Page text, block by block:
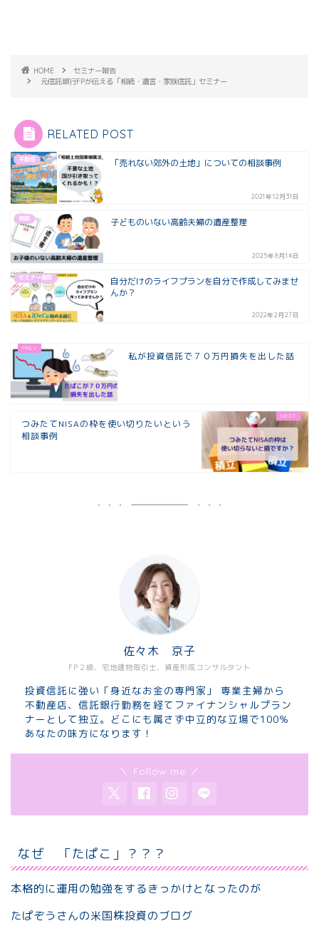
HOME
セミナー報告
元信託銀行FPが伝える「相続・遺言・家族信託」セミナー
RELATED POST
不動産 「売れない郊外の土地」についての相談事例
2021年12月31日
相続 子どものいない高齢夫婦の遺産整理
2025年8月14日
セミナー報告
自分だけのライフプランを自分で作成してみませ
んか？
2022年2月27日
私が投資信託で７０万円損失を出した話
つみたてNISAの枠を使い切りたいという
相談事例
FP２級、宅地建物取引士、資産形成コンサルタント
佐々木 京子
投資信託に強い「身近なお金の専門家」 専業主婦から
不動産店、信託銀行勤務を経てファイナンシャルプラン
ナーとして独立。どこにも属さず中立的な立場で100％
あなたの味方になります！
＼ Follow me ／
なぜ 「たぱこ」？？？
本格的に運用の勉強をするきっかけとなったのが
たぱぞうさんの米国株投資のブログ